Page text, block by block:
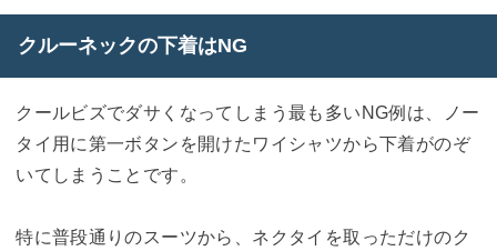
クルーネックの下着はNG
クールビズでダサくなってしまう最も多いNG例は、ノー
タイ用に第一ボタンを開けたワイシャツから下着がのぞ
いてしまうことです。
特に普段通りのスーツから、ネクタイを取っただけのク